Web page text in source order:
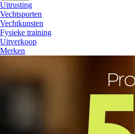
Uitrusting
Vechtsporten
Vechtkunsten
Fysieke training
Uitverkoop
Merken